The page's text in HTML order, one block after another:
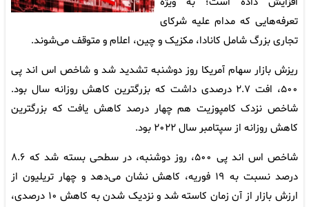
تعرفه‌هایی که مدام علیه شرکای
تجاری بزرگ شامل کانادا، مکزیک و چین، اعلام و متوقف می‌شوند.
ریزش بازار سهام آمریکا روز دوشنبه تشدید شد و شاخص اس اند پی
۵۰۰، افت ۲.۷ درصدی داشت که بزرگترین کاهش روزانه سال بود.
شاخص نزدک کامپوزیت هم چهار درصد کاهش یافت که بزرگترین
کاهش روزانه از سپتامبر سال ۲۰۲۲ بود.
شاخص اس اند پی ۵۰۰، روز دوشنبه، در سطحی بسته شد که ۸.۶
درصد نسبت به ۱۹ فوریه، کاهش نشان می‌دهد و چهار تریلیون از
ارزش بازار از آن زمان کاسته شد و نزدیک شدن به کاهش ۱۰ درصدی،